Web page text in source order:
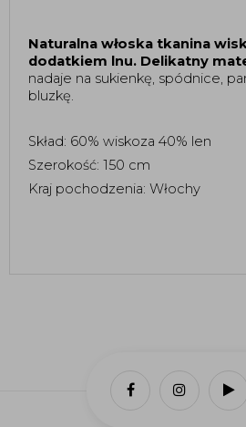
Naturalna włoska tkanina
dodatkiem lnu. Delikatny
nadaje na sukienkę, spódnice,
bluzkę.
Skład: 60% wiskoza 40% len
Szerokość: 150 cm
Kraj pochodzenia: Włochy